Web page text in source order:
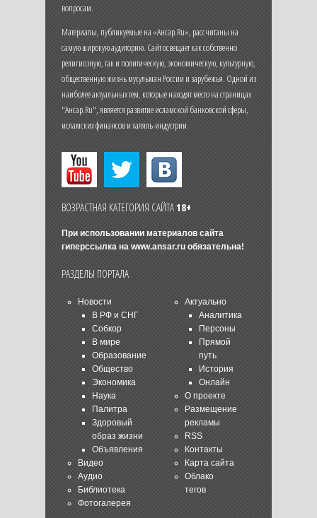
вопросам.
Материалы, публикуемые на «Ансар.Ru», рассчитаны на
самую широкую аудиторию. Сайт освещает как собственно
религиозную, так и политическую, экономическую, культурную,
общественную жизнь мусульман России и зарубежья. Одной из
наиболее актуальных тем, которые находят место на страницах
"Ансар.Ru", является развитие исламской банковской сферы,
исламских финансов и халяль-индустрии.
ВОЗРАСТНАЯ КАТЕГОРИЯ САЙТА18+
При использовании материалов сайта
гиперссылка на www.ansar.ruобязательна!
РАЗДЕЛЫ ПОРТАЛА
Новости
В РФ и СНГ
Собкор
В мире
Образование
Общество
Экономика
Наука
Палитра
Здоровый
образ жизни
Объявления
Видео
Аудио
Библиотека
Фотогалерея
Актуально
Аналитика
Персоны
Прямой
путь
История
Онлайн
О проекте
Размещение
рекламы
RSS
Контакты
Карта сайта
Облако
тегов